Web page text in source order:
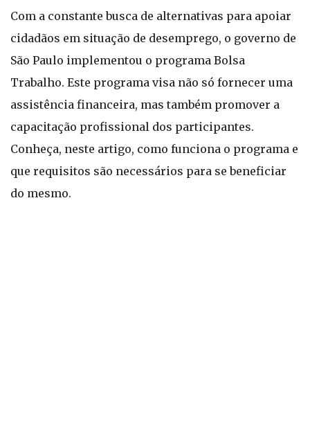
Com a constante busca de alternativas para apoiar
cidadãos em situação de desemprego, o governo de
São Paulo implementou o programa Bolsa
Trabalho. Este programa visa não só fornecer uma
assistência financeira, mas também promover a
capacitação profissional dos participantes.
Conheça, neste artigo, como funciona o programa e
que requisitos são necessários para se beneficiar
do mesmo.